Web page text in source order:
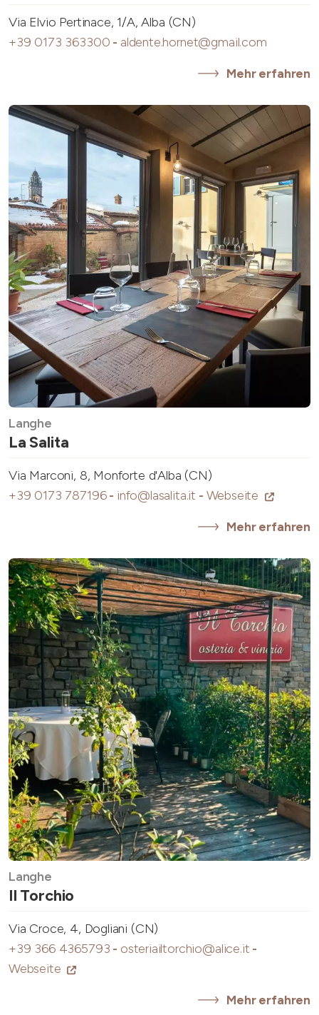
Via Elvio Pertinace, 1/A, Alba (CN)
+39 0173 363300 - aldente.hornet@gmail.com
Mehr erfahren
Langhe
La Salita
Via Marconi, 8, Monforte d'Alba (CN)
+39 0173 787196- info@lasalita.it - Webseite
Mehr erfahren
Langhe
Il Torchio
Via Croce, 4, Dogliani (CN)
+39 366 4365793 - osteriailtorchio@alice.it -
Webseite
Mehr erfahren